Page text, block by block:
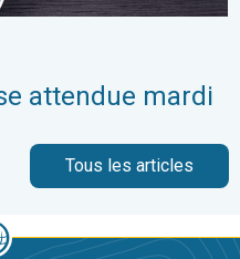
attendue mardi
Tous les articles